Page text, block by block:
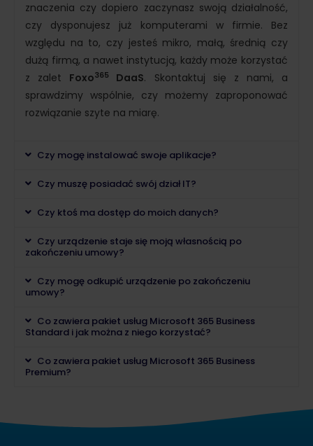
znaczenia czy dopiero zaczynasz swoją działalność,
czy dysponujesz już komputerami w firmie. Bez
względu na to, czy jesteś mikro, małą, średnią czy
dużą firmą, a nawet instytucją, każdy może korzystać
z zalet Foxo365 DaaS. Skontaktuj się z nami, a
sprawdzimy wspólnie, czy możemy zaproponować
rozwiązanie szyte na miarę.
Czy mogę instalować swoje aplikacje?
Czy muszę posiadać swój dział IT?
Czy ktoś ma dostęp do moich danych?
Czy urządzenie staje się moją własnością po
zakończeniu umowy?
Czy mogę odkupić urządzenie po zakończeniu
umowy?
Co zawiera pakiet usług Microsoft 365 Business
Standard i jak można z niego korzystać?
Co zawiera pakiet usług Microsoft 365 Business
Premium?